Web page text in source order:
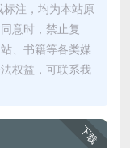
注，均为本站原
意时，禁止复
、书籍等各类媒
权益，可联系我
下载